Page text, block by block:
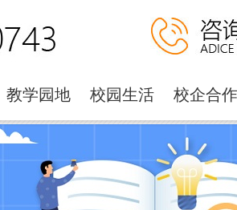
教学园地 校园生活 校企合作